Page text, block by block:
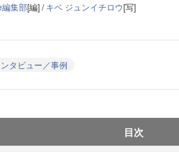
集部[編] /キベ ジュンイチロウ[写]
タビュー／事例
目次